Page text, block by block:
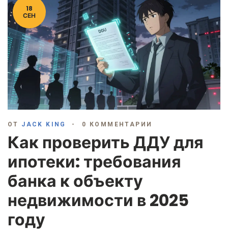
18
СЕН
ОТ JACK KING 0 КОММЕНТАРИИ
Как проверить ДДУ для
ипотеки: требования
банка к объекту
недвижимости в 2025
году